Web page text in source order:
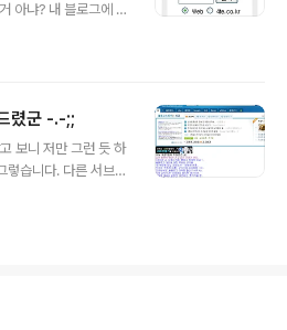
아냐? 내 블로그에 이
링크가 걸려 있더군
렸군 -.-;;
보니 저만 그런 듯 하
렇습니다. 다른 서브
않을런지... 아니면